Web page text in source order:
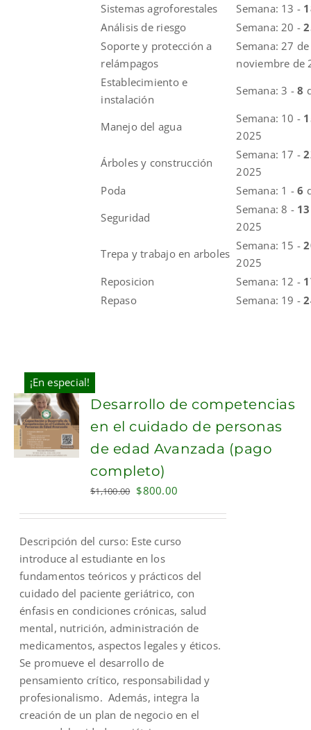
Sistemas agroforestales
Semana: 13 -
Análisis de riesgo
Semana: 20 -
Soporte y protección a
relámpagos
Semana: 27
noviembre de
Establecimiento e
instalación
Semana: 3 -8
Manejo del agua
Semana: 10 -
2025
Árboles y construcción
Semana: 17 -
2025
Poda
Semana: 1 -6
Seguridad
Semana: 8 -
2025
Trepa y trabajo en arboles
Semana: 15 -
2025
Reposicion
Semana: 12 -
Repaso
Semana: 19 -
¡En especial!
ADD TO
CART
Desarrollo de competencias
en el cuidado de personas
de edad Avanzada (pago
completo)
$1,100.00 Original
$1,100.00.
$800.00
$800.00.
Descripción del curso: Este curso
introduce al estudiante en los
fundamentos teóricos y prácticos del
cuidado del paciente geriátrico, con
énfasis en condiciones crónicas, salud
mental, nutrición, administración de
medicamentos, aspectos legales y éticos.
Se promueve el desarrollo de
pensamiento crítico, responsabilidad y
profesionalismo. Además, integra la
creación de un plan de negocio en el